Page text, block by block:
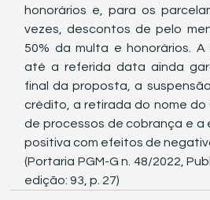
honorários e, para os
vezes, descontos de pelo
50% da multa e honorários.
até a referida data ainda
final da proposta, a
crédito, a retirada do nome do
de processos de cobrança e a
positiva com efeitos de
(Portaria PGM-G n. 48/2022,
edição: 93, p. 27)